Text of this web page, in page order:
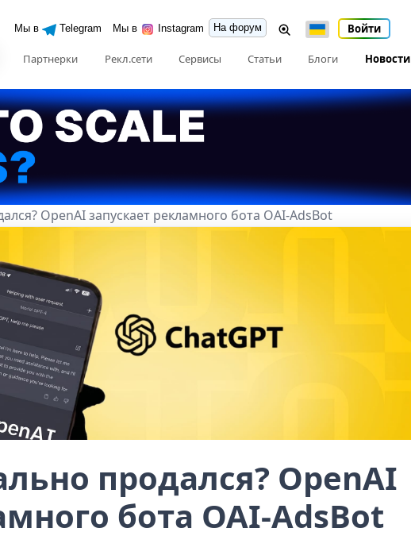
Мы в Telegram Мы в Instagram На форум Войти
Партнерки Рекл.сети Сервисы Статьи Блоги Новости
OpenAI запускает рекламного бота OAI-AdsBot
продался? OpenAI
бота OAI-AdsBot